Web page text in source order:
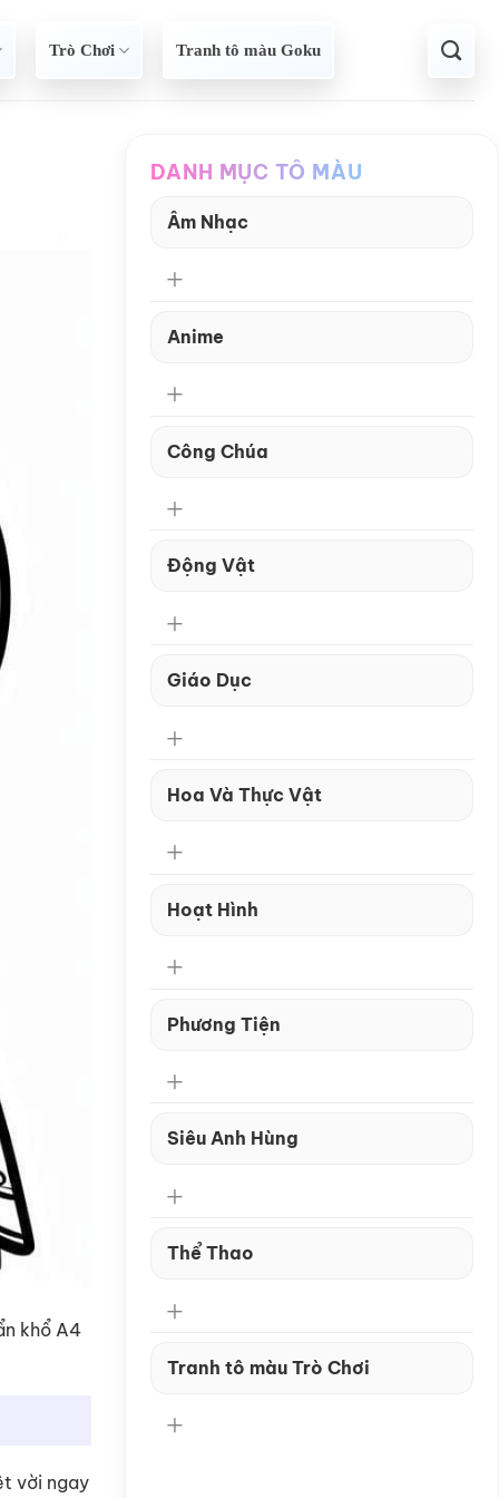
Trò Chơi Tranh tô màu Goku
khổ A4
vời ngay
DANH MỤC TÔ MÀU
Âm Nhạc
Anime
Công Chúa
Động Vật
Giáo Dục
Hoa Và Thực Vật
Hoạt Hình
Phương Tiện
Siêu Anh Hùng
Thể Thao
Tranh tô màu Trò Chơi